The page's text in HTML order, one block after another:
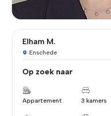
Elham M.
Enschede
Op zoek naar
Appartement 3 kamers